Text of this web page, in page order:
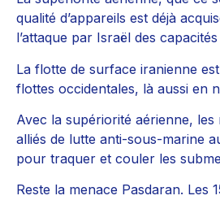
qualité d’appareils est déjà
l’attaque par Israël des
La flotte de surface iranienne
flottes occidentales, là aussi en
Avec la supériorité aérienne,
alliés de lutte anti-sous-marine
pour traquer et couler les
Reste la menace Pasdaran. Les